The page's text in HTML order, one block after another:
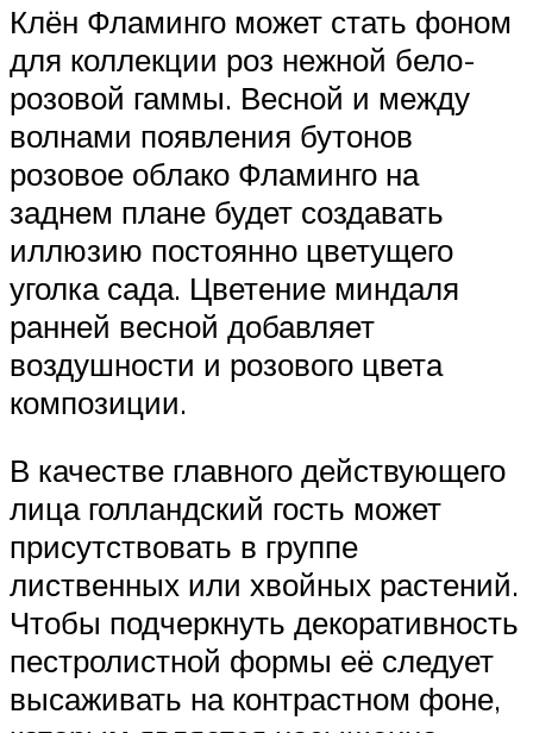
Клён Фламинго может стать фоном
для коллекции роз нежной бело-
розовой гаммы. Весной и между
волнами появления бутонов
розовое облако Фламинго на
заднем плане будет создавать
иллюзию постоянно цветущего
уголка сада. Цветение миндаля
ранней весной добавляет
воздушности и розового цвета
композиции.
В качестве главного действующего
лица голландский гость может
присутствовать в группе
лиственных или хвойных растений.
Чтобы подчеркнуть декоративность
пестролистной формы её следует
высаживать на контрастном фоне,